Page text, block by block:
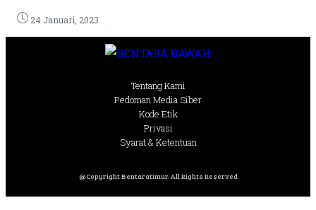
24 Januari, 2023
Tentang Kami
Pedoman Media Siber
Kode Etik
Privasi
Syarat & Ketentuan
@Copyright Bentaratimur. All Rights Reserved